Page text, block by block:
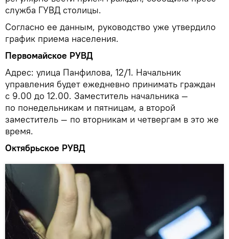
служба ГУВД столицы.
Согласно ее данным, руководство уже утвердило
график приема населения.
Первомайское РУВД
Адрес: улица Панфилова, 12/1. Начальник
управления будет ежедневно принимать граждан
с 9.00 до 12.00. Заместитель начальника —
по понедельникам и пятницам, а второй
заместитель — по вторникам и четвергам в это же
время.
Октябрьское РУВД